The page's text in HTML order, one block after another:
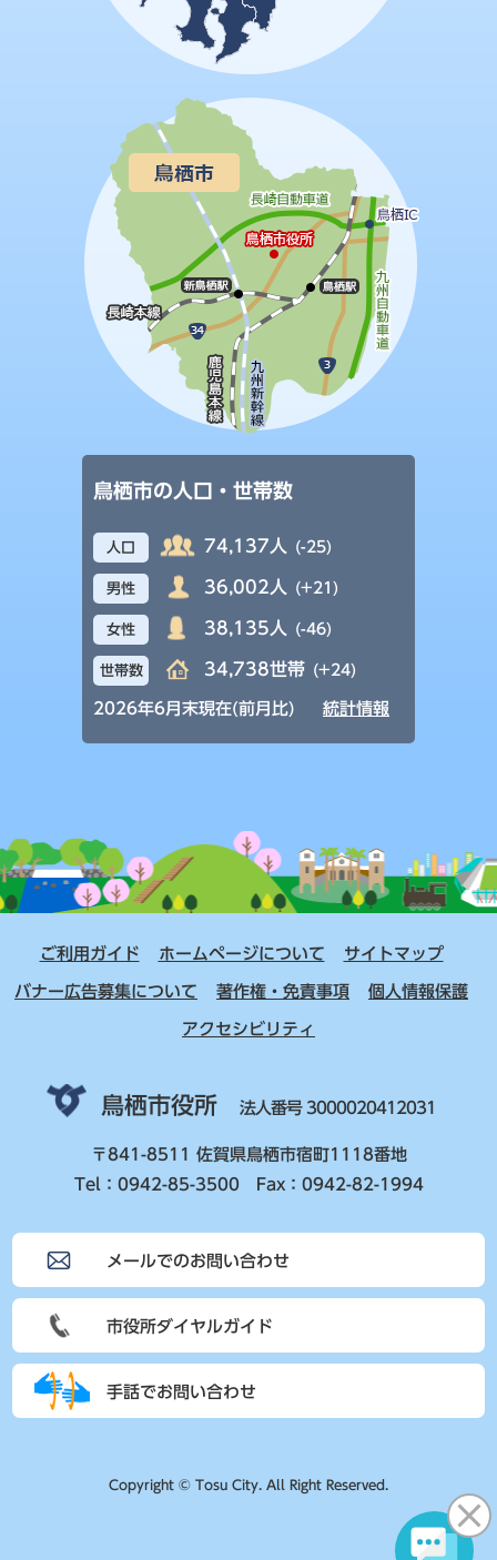
鳥栖市の人口・世帯数
人口 74,137人 (-25)
男性 36,002人 (+21)
女性 38,135人 (-46)
世帯数 34,738世帯 (+24)
2026年6月末現在(前月比) 統計情報
ご利用ガイド ホームページについて サイトマップ
バナー広告募集について 著作権・免責事項 個人情報保護
アクセシビリティ
鳥栖市役所 法人番号 3000020412031
〒841-8511 佐賀県鳥栖市宿町1118番地
Tel：0942-85-3500 Fax：0942-82-1994
メールでのお問い合わせ
市役所ダイヤルガイド
手話でお問い合わせ
Copyright © Tosu City. All Right Reserved.